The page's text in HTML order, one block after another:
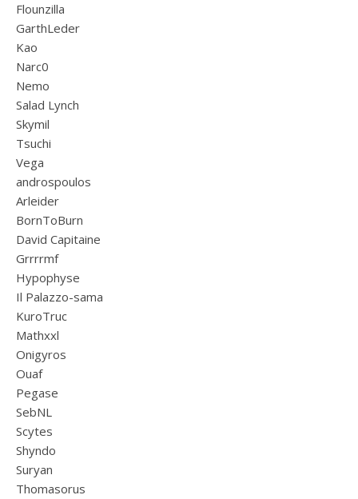
Flounzilla
GarthLeder
Kao
Narc0
Nemo
Salad Lynch
Skymil
Tsuchi
Vega
androspoulos
Arleider
BornToBurn
David Capitaine
Grrrrmf
Hypophyse
Il Palazzo-sama
KuroTruc
Mathxxl
Onigyros
Ouaf
Pegase
SebNL
Scytes
Shyndo
Suryan
Thomasorus